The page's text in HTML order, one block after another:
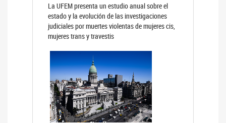
La UFEM presenta un estudio anual sobre el
estado y la evolución de las investigaciones
judiciales por muertes violentas de mujeres cis,
mujeres trans y travestis